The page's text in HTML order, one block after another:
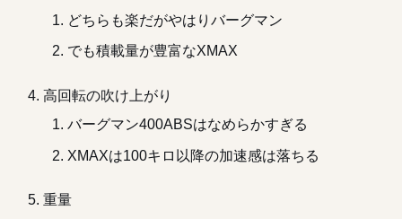
どちらも楽だがやはりバーグマン
でも積載量が豊富なXMAX
高回転の吹け上がり
バーグマン400ABSはなめらかすぎる
XMAXは100キロ以降の加速感は落ちる
重量